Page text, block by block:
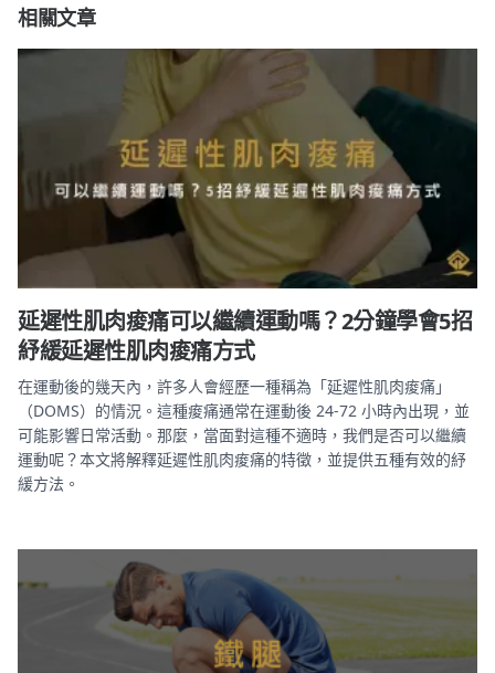
相關文章
延遲性肌肉痠痛可以繼續運動嗎？2分鐘學會5招
紓緩延遲性肌肉痠痛方式
在運動後的幾天內，許多人會經歷一種稱為「延遲性肌肉痠痛」
（DOMS）的情況。這種痠痛通常在運動後 24-72 小時內出現，並
可能影響日常活動。那麼，當面對這種不適時，我們是否可以繼續
運動呢？本文將解釋延遲性肌肉痠痛的特徵，並提供五種有效的紓
緩方法。